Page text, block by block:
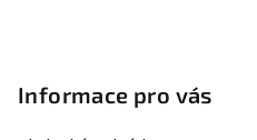
Informace pro vás